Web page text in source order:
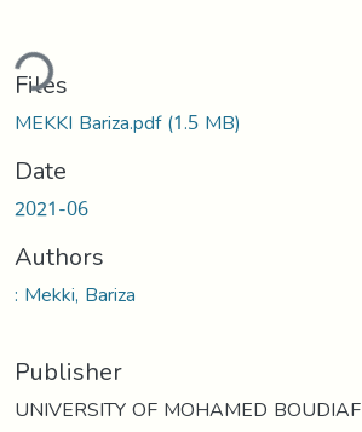
Files
MEKKI Bariza.pdf(1.5 MB)
Date
2021-06
Authors
: Mekki, Bariza
Publisher
UNIVERSITY OF MOHAMED BOUDIAF